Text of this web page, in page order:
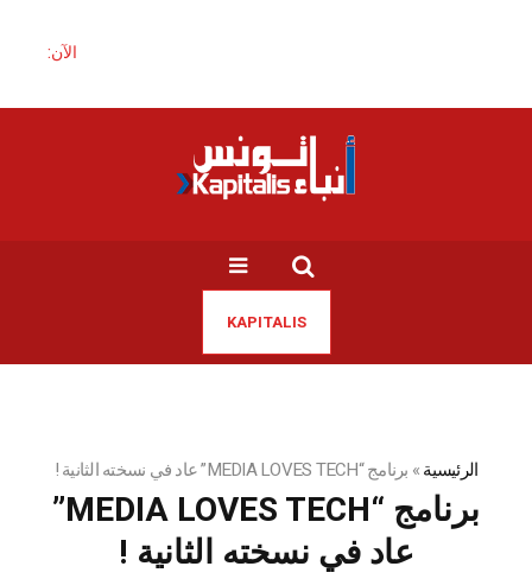
الآن:
KAPITALIS
الرئيسية» برنامج “MEDIA LOVES TECH” عاد في نسخته الثانية !
برنامج “MEDIA LOVES TECH”
عاد في نسخته الثانية !